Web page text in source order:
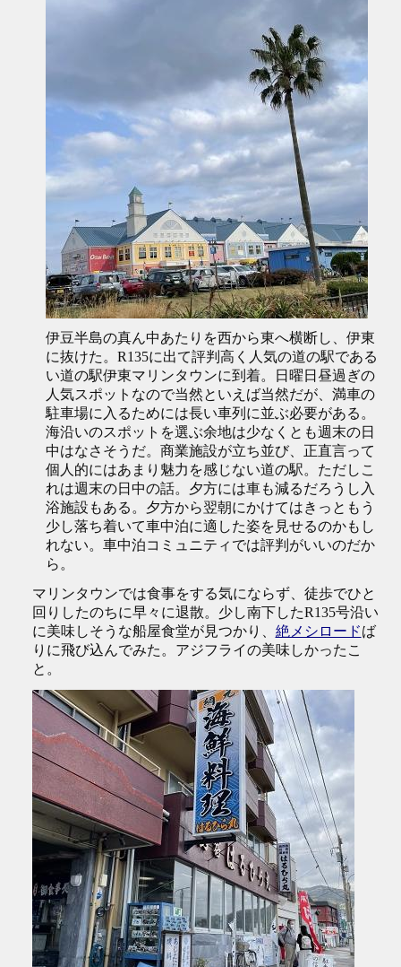
伊豆半島の真ん中あたりを西から東へ横断し、伊東
に抜けた。R135に出て評判高く人気の道の駅である
い道の駅伊東マリンタウンに到着。日曜日昼過ぎの
人気スポットなので当然といえば当然だが、満車の
駐車場に入るためには長い車列に並ぶ必要がある。
海沿いのスポットを選ぶ余地は少なくとも週末の日
中はなさそうだ。商業施設が立ち並び、正直言って
個人的にはあまり魅力を感じない道の駅。ただしこ
れは週末の日中の話。夕方には車も減るだろうし入
浴施設もある。夕方から翌朝にかけてはきっともう
少し落ち着いて車中泊に適した姿を見せるのかもし
れない。車中泊コミュニティでは評判がいいのだか
ら。
マリンタウンでは食事をする気にならず、徒歩でひと
回りしたのちに早々に退散。少し南下したR135号沿い
に美味しそうな船屋食堂が見つかり、 絶メシロードば
りに飛び込んでみた。アジフライの美味しかったこ
と。